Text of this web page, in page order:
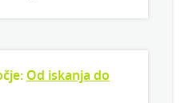
Od iskanja do